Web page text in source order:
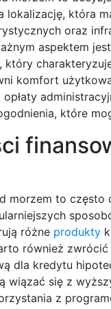
lokalizację, która
oraz
aspektem
komfort
które
morzem to
różne produkty
również
dla kredytu
wiązać się z
z